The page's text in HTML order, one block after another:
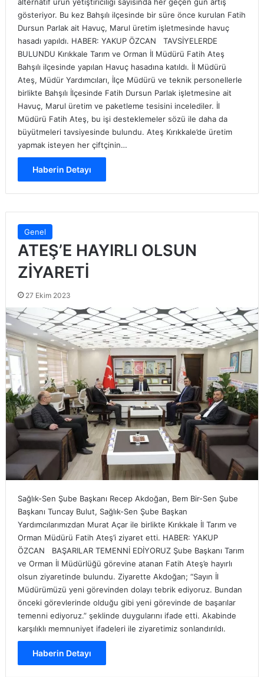
alternatif ürün yetiştiriciliği sayısında her geçen gün artış
gösteriyor. Bu kez Bahşılı ilçesinde bir süre önce kurulan Fatih
Dursun Parlak ait Havuç, Marul üretim işletmesinde havuç
hasadı yapıldı. HABER: YAKUP ÖZCAN TAVSİYELERDE
BULUNDU Kırıkkale Tarım ve Orman İl Müdürü Fatih Ateş
Bahşılı ilçesinde yapılan Havuç hasadına katıldı. İl Müdürü
Ateş, Müdür Yardımcıları, İlçe Müdürü ve teknik personellerle
birlikte Bahşılı İlçesinde Fatih Dursun Parlak işletmesine ait
Havuç, Marul üretim ve paketleme tesisini incelediler. İl
Müdürü Fatih Ateş, bu işi desteklemeler sözü ile daha da
büyütmeleri tavsiyesinde bulundu. Ateş Kırıkkale’de üretim
yapmak isteyen her çiftçinin…
Haberin Detayı
Genel
ATEŞ’E HAYIRLI OLSUN
ZİYARETİ
27 Ekim 2023
Sağlık-Sen Şube Başkanı Recep Akdoğan, Bem Bir-Sen Şube
Başkanı Tuncay Bulut, Sağlık-Sen Şube Başkan
Yardımcılarımızdan Murat Açar ile birlikte Kırıkkale İl Tarım ve
Orman Müdürü Fatih Ateş’i ziyaret etti. HABER: YAKUP
ÖZCAN BAŞARILAR TEMENNİ EDİYORUZ Şube Başkanı Tarım
ve Orman İl Müdürlüğü görevine atanan Fatih Ateş’e hayırlı
olsun ziyaretinde bulundu. Ziyarette Akdoğan; “Sayın İl
Müdürümüzü yeni görevinden dolayı tebrik ediyoruz. Bundan
önceki görevlerinde olduğu gibi yeni görevinde de başarılar
temenni ediyoruz.” şeklinde duygularını ifade etti. Akabinde
karşılıklı memnuniyet ifadeleri ile ziyaretimiz sonlandırıldı.
Haberin Detayı